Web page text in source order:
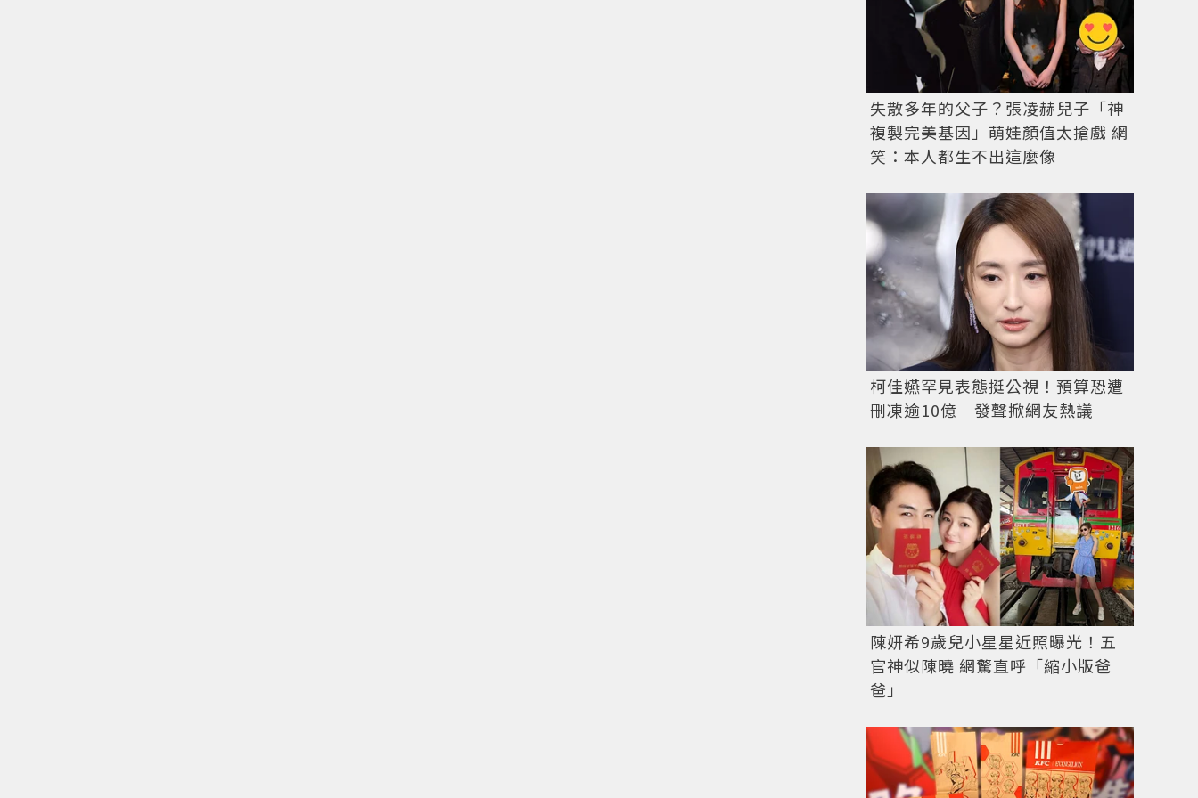
失散多年的父子？張凌赫兒子「神
複製完美基因」萌娃顏值太搶戲 網
笑：本人都生不出這麼像
柯佳嬿罕見表態挺公視！預算恐遭
刪凍逾10億 發聲掀網友熱議
陳妍希9歲兒小星星近照曝光！五
官神似陳曉 網驚直呼「縮小版爸
爸」